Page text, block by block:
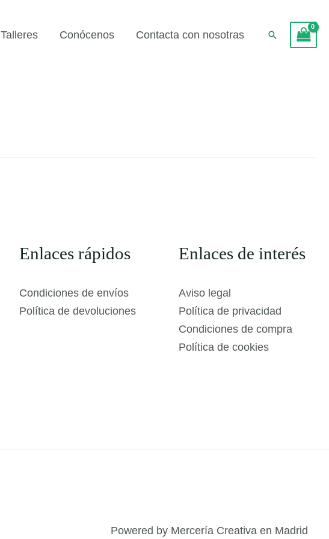
Talleres Conócenos Contacta con nosotras Buscar
Enlaces rápidos
Condiciones de envíos
Política de devoluciones
Enlaces de interés
Aviso legal
Política de privacidad
Condiciones de compra
Política de cookies
Powered by Mercería Creativa en Madrid